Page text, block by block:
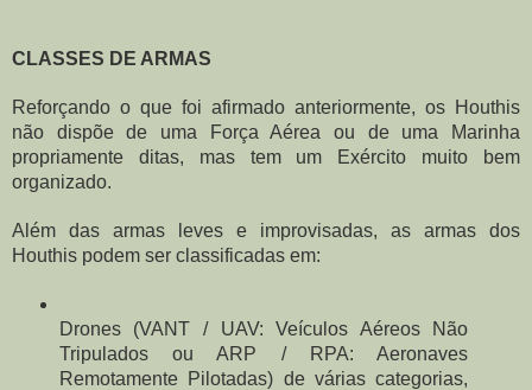
CLASSES DE ARMAS
Reforçando o que foi afirmado anteriormente, os Houthis
não dispõe de uma Força Aérea ou de uma Marinha
propriamente ditas, mas tem um Exército muito bem
organizado.
Além das armas leves e improvisadas, as armas dos
Houthis podem ser classificadas em:
Drones (VANT / UAV: Veículos Aéreos Não
Tripulados ou ARP / RPA: Aeronaves
Remotamente Pilotadas) de várias categorias,